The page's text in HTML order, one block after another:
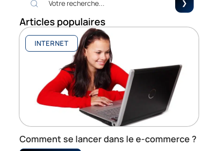
Articles populaires
INTERNET
Comment se lancer dans le e-commerce ?